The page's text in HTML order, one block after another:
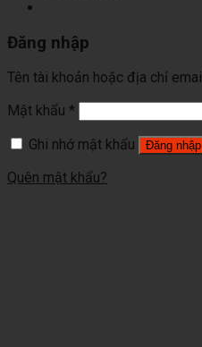
Đăng nhập
Tên tài khoản hoặc địa chỉ email
Mật khẩu *
Ghi nhớ mật khẩu
Đăng nhập
Quên mật khẩu?